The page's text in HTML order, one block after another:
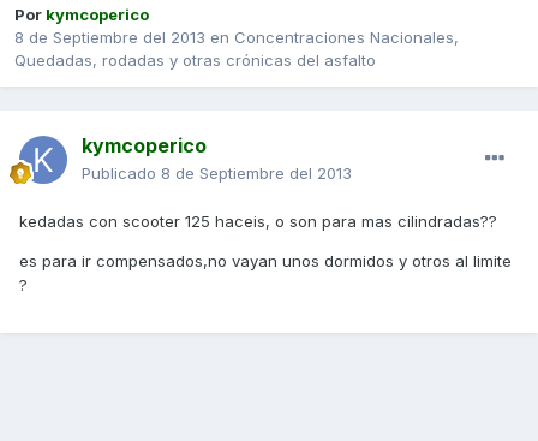
Por kymcoperico
8 de Septiembre del 2013 en Concentraciones Nacionales,
Quedadas, rodadas y otras crónicas del asfalto
kymcoperico
Publicado 8 de Septiembre del 2013
kedadas con scooter 125 haceis, o son para mas cilindradas??
es para ir compensados,no vayan unos dormidos y otros al limite
?